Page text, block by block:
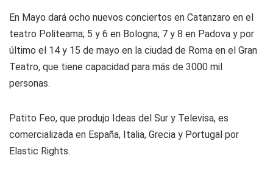
En Mayo dará ocho nuevos conciertos en Catanzaro en el
teatro Politeama; 5 y 6 en Bologna; 7 y 8 en Padova y por
último el 14 y 15 de mayo en la ciudad de Roma en el Gran
Teatro, que tiene capacidad para más de 3000 mil
personas.
Patito Feo, que produjo Ideas del Sur y Televisa, es
comercializada en España, Italia, Grecia y Portugal por
Elastic Rights.